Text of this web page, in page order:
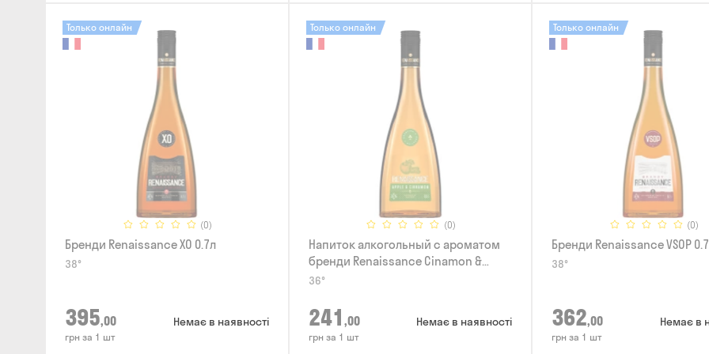
(0)
Только онлайн
Бренди Renaissance XO 0.7л
38°
395,00
грн за 1 шт
Немає в наявності
(0)
Только онлайн
Напиток алкогольный с ароматом
бренди Renaissance Cinamon &
Apple 0.5л
36°
241 ,00
грн за 1 шт
Немає в наявності
(0)
Только онлайн
Бренди Renaissance VSOP
38°
362,00
грн за 1 шт
Немає в